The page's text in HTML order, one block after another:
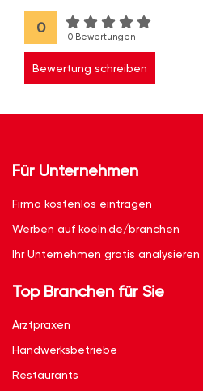
0
0 Bewertungen
Bewertung schreiben
Für Unternehmen
Firma kostenlos eintragen
Werben auf koeln.de/branchen
Ihr Unternehmen gratis analysieren
Top Branchen für Sie
Arztpraxen
Handwerksbetriebe
Restaurants